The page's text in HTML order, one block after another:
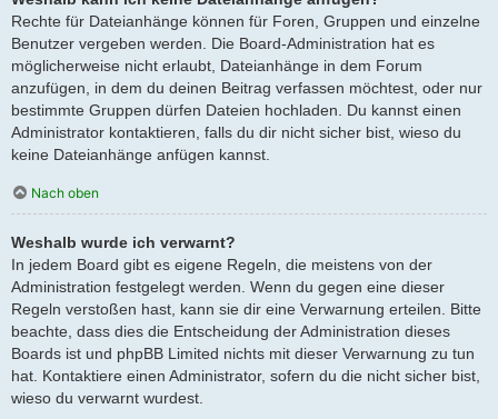
Rechte für Dateianhänge können für Foren, Gruppen und einzelne
Benutzer vergeben werden. Die Board-Administration hat es
möglicherweise nicht erlaubt, Dateianhänge in dem Forum
anzufügen, in dem du deinen Beitrag verfassen möchtest, oder nur
bestimmte Gruppen dürfen Dateien hochladen. Du kannst einen
Administrator kontaktieren, falls du dir nicht sicher bist, wieso du
keine Dateianhänge anfügen kannst.
Nach oben
Weshalb wurde ich verwarnt?
In jedem Board gibt es eigene Regeln, die meistens von der
Administration festgelegt werden. Wenn du gegen eine dieser
Regeln verstoßen hast, kann sie dir eine Verwarnung erteilen. Bitte
beachte, dass dies die Entscheidung der Administration dieses
Boards ist und phpBB Limited nichts mit dieser Verwarnung zu tun
hat. Kontaktiere einen Administrator, sofern du die nicht sicher bist,
wieso du verwarnt wurdest.